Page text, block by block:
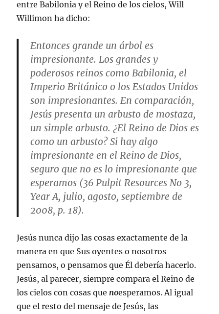
entre Babilonia y el Reino de los cielos, Will
Willimon ha dicho:
Entonces grande un árbol es
impresionante. Los grandes y
poderosos reinos como Babilonia, el
Imperio Británico o los Estados Unidos
son impresionantes. En comparación,
Jesús presenta un arbusto de mostaza,
un simple arbusto. ¿El Reino de Dios es
como un arbusto? Si hay algo
impresionante en el Reino de Dios,
seguro que no es lo impresionante que
esperamos (36 Pulpit Resources No 3,
Year A, julio, agosto, septiembre de
2008, p. 18).
Jesús nunca dijo las cosas exactamente de la
manera en que Sus oyentes o nosotros
pensamos, o pensamos que Él debería hacerlo.
Jesús, al parecer, siempre compara el Reino de
los cielos con cosas que noesperamos. Al igual
que el resto del mensaje de Jesús, las